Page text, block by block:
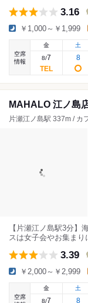
3.16
￥1,000～￥1,999
空席
情報
金
8/7
土
8
MAHALO 江ノ島
片瀬江ノ島駅 337m / カ
【片瀬江ノ島駅3分】
スは女子会やお集ま
3.39
￥2,000～￥2,999
空席
金
8/7
土
8